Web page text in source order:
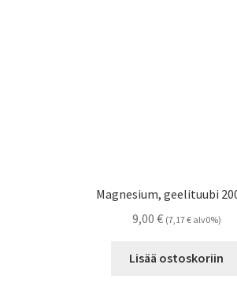
Magnesium, geelituubi
9,00 € (7,17€alv0%)
Lisää ostoskoriin